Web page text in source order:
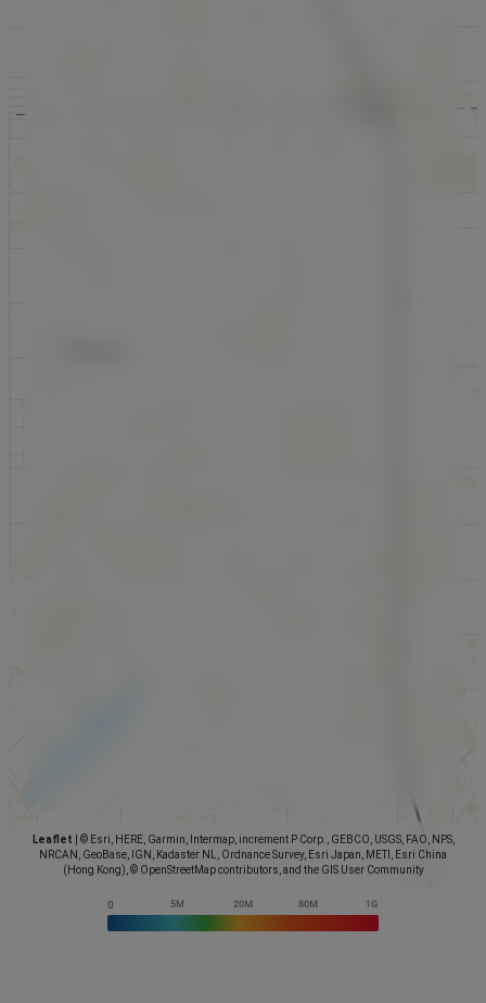
Leaflet
© Esri, HERE, Garmin, Intermap, increment P Corp., GEBCO, USGS, FAO, NPS,
NRCAN, GeoBase, IGN, Kadaster NL, Ordnance Survey, Esri Japan, METI, Esri China
(Hong Kong), © OpenStreetMap contributors, and the GIS User Community